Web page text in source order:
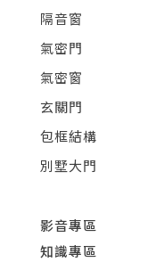
隔音窗
氣密門
氣密窗
玄關門
包框結構
別墅大門
影音專區
知識專區